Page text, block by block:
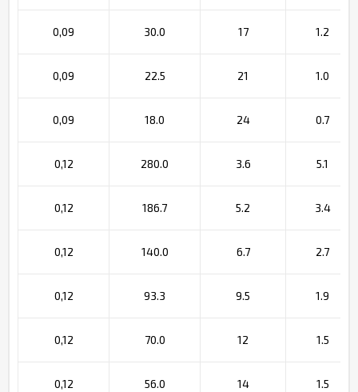
0,09 30.0 17 1.2
0,09 22.5 21 1.0
0,09 18.0 24 0.7
0,12 280.0 3.6 5.1
0,12 186.7 5.2 3.4
0,12 140.0 6.7 2.7
0,12 93.3 9.5 1.9
0,12 70.0 12 1.5
0,12 56.0 14 1.5